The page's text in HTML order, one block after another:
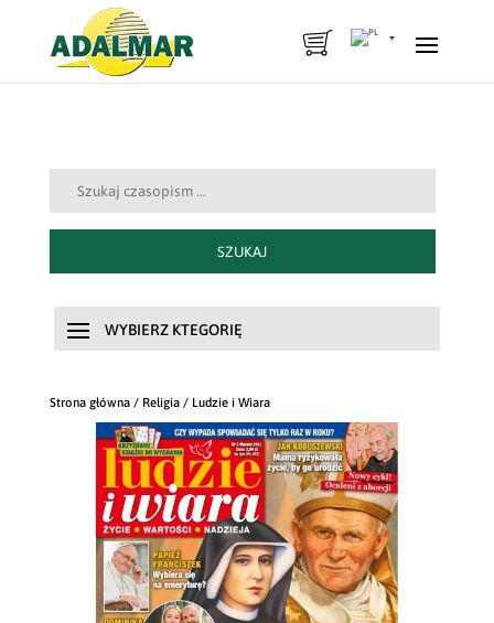
Strona główna/ Religia/ Ludzie i Wiara
SZUKAJ